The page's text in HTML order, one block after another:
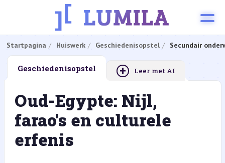
Startpagina Huiswerk Geschiedenisopstel Secundair
Geschiedenisopstel + Leer met AI
Oud-Egypte: Nijl,
farao's en culturele
erfenis